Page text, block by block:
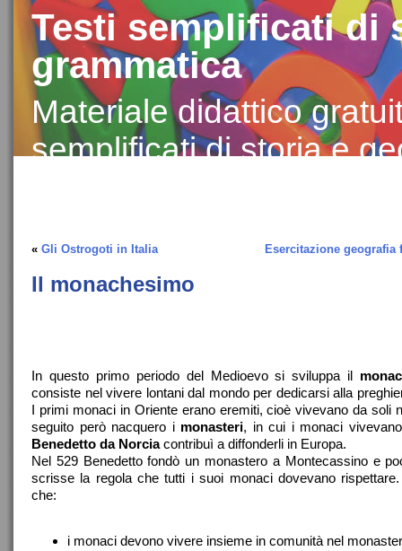
Testi semplificati di
grammatica
Materiale didattico
semplificati di storia e
« Gli Ostrogoti in Italia Esercitazione geografia
Il monachesimo
In questo primo periodo del Medioevo si sviluppa il
consiste nel vivere lontani dal mondo per dedicarsi alla
I primi monaci in Oriente erano eremiti, cioè vivevano da soli
seguito però nacquero i monasteri, in cui i monaci
Benedetto da Norciacontribuì a diffonderli in Europa.
Nel 529 Benedetto fondò un monastero a Montecassino e
scrisse la regola che tutti i suoi monaci dovevano
che:
i monaci devono vivere insieme in comunità nel